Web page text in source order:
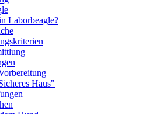
Laborbeagle?
Haus"